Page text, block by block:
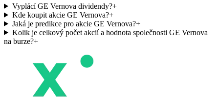
Vyplácí GE Vernova dividendy?+
Kde koupit akcie GE Vernova?+
Jaká je predikce pro akcie GE Vernova?+
Kolik je celkový počet akcií a hodnota společnosti GE Vernova
na burze?+